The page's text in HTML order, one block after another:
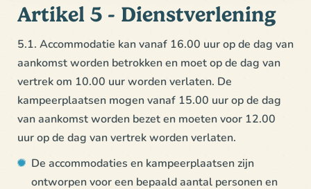
Artikel 5 - Dienstverlening
5.1. Accommodatie kan vanaf 16.00 uur op de dag van
aankomst worden betrokken en moet op de dag van
vertrek om 10.00 uur worden verlaten. De
kampeerplaatsen mogen vanaf 15.00 uur op de dag
van aankomst worden bezet en moeten voor 12.00
uur op de dag van vertrek worden verlaten.
De accommodaties en kampeerplaatsen zijn
ontworpen voor een bepaald aantal personen en